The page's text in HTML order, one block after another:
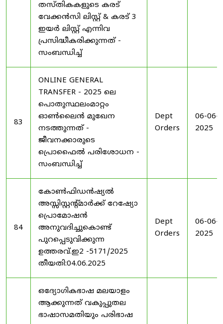
തസ്തികകളുടെ കരട്
വേക്കൻസി ലിസ്റ്റ് & കരട് 3
ഇയർ ലിസ്റ്റ് എന്നിവ
പ്രസിദ്ധീകരിക്കുന്നത് -
സംബന്ധിച്ച്
83
ONLINE GENERAL
TRANSFER - 2025 ലെ
പൊതുസ്ഥലംമാറ്റം
ഓൺലൈൻ മുഖേന
നടത്തുന്നത് -
ജീവനക്കാരുടെ
പ്രൊഫൈൽ പരിശോധന -
സംബന്ധിച്ച്
Dept
Orders
06-06-
2025
84
കോൺഫിഡൻഷ്യൽ
അസ്സിസ്റ്റന്റ്മാർക്ക് റേഷ്യോ
പ്രൊമോഷൻ
അനുവദിച്ചുകൊണ്ട്
പുറപ്പെടുവിക്കുന്ന
ഉത്തരവ്.ഇ2 -5171/2025
തീയതി:04.06.2025
Dept
Orders
06-06-
2025
ഒദ്യോഗികഭാഷ മലയാളം
ആക്കുന്നത് വകുപ്പുതല
ഭാഷാസമതിയും പരിഭാഷ